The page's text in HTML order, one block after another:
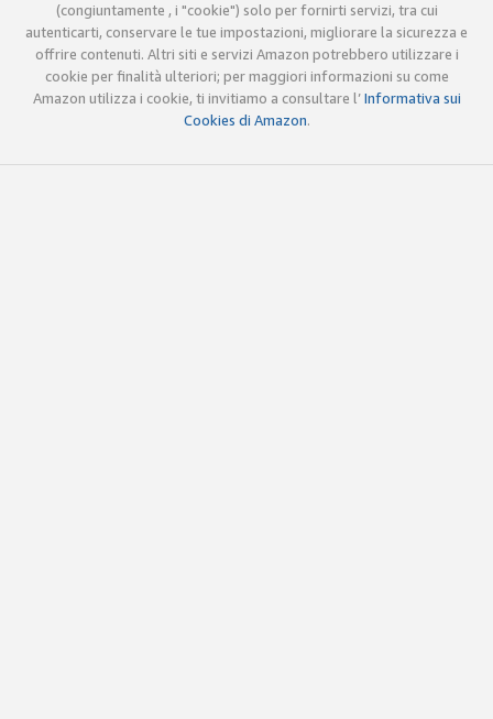
(congiuntamente , i "cookie") solo per fornirti servizi, tra cui
autenticarti, conservare le tue impostazioni, migliorare la sicurezza e
offrire contenuti. Altri siti e servizi Amazon potrebbero utilizzare i
cookie per finalità ulteriori; per maggiori informazioni su come
Amazon utilizza i cookie, ti invitiamo a consultare l’Informativa sui
Cookies di Amazon.